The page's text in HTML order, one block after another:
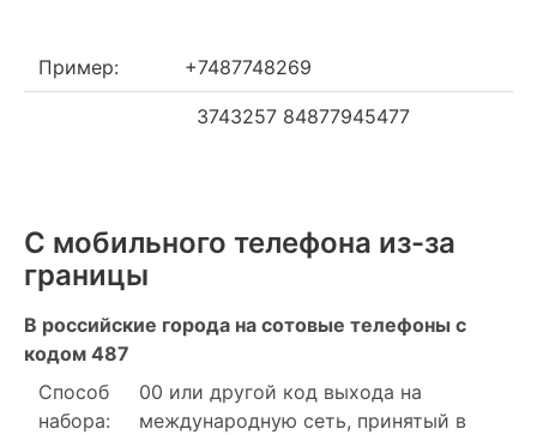
Пример: +7487748269
3743257 84877945477
С мобильного телефона из-за
границы
В российские города на сотовые телефоны с
кодом 487
Способ
набора:
00 или другой код выхода на
международную сеть, принятый в